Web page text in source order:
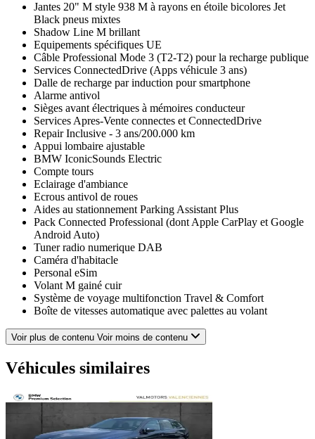
Jantes 20" M style 938 M à rayons en étoile bicolores Jet
Black pneus mixtes
Shadow Line M brillant
Equipements spécifiques UE
Câble Professional Mode 3 (T2-T2) pour la recharge publique
Services ConnectedDrive (Apps véhicule 3 ans)
Dalle de recharge par induction pour smartphone
Alarme antivol
Sièges avant électriques à mémoires conducteur
Services Apres-Vente connectes et ConnectedDrive
Repair Inclusive - 3 ans/200.000 km
Appui lombaire ajustable
BMW IconicSounds Electric
Compte tours
Eclairage d'ambiance
Ecrous antivol de roues
Aides au stationnement Parking Assistant Plus
Pack Connected Professional (dont Apple CarPlay et Google
Android Auto)
Tuner radio numerique DAB
Caméra d'habitacle
Personal eSim
Volant M gainé cuir
Système de voyage multifonction Travel & Comfort
Boîte de vitesses automatique avec palettes au volant
Sièges avant ventilés
Projecteurs Advanced Full LED
Avertisseur sonore pour piétons
Triangle de présignalisation et trousse de premiers secours
Toit vitré panoramique
Sièges avant et arrière chauffants
Pack Evasion
Voir plus de contenu Voir moins de contenu
Véhicules similaires